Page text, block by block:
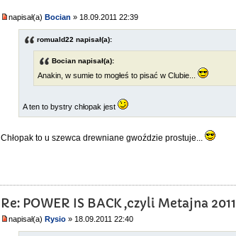
napisał(a)Bocian » 18.09.2011 22:39
romuald22 napisał(a):
Bocian napisał(a):
Anakin, w sumie to mogłeś to pisać w Clubie...
A ten to bystry chłopak jest
Chłopak to u szewca drewniane gwoździe prostuje...
Re: POWER IS BACK ,czyli Metajna
napisał(a)Rysio » 18.09.2011 22:40